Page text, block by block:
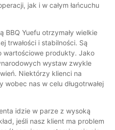
jak i w całym łańcuchu
Yuefu otrzymały wielkie
trwałości i stabilności. Są
wartościowe produkty. Jako
wystaw zwykle
Niektórzy klienci na
nas w celu długotrwałej
idzie w parze z wysoką
jeśli nasz klient ma problem